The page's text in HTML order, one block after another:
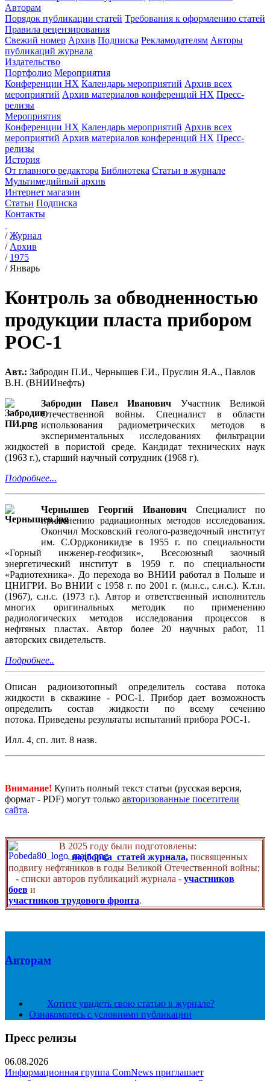
Авторам
Порядок публикации статей Требования к оформлению статей
Правила рецензирования
Свежий номер Архив Подписка Рекламодателям Авторы
публикаций журнала
Издательство
Портфолио Мероприятия
Конференции НХ Календарь мероприятий Архив всех
мероприятий Архив материалов конференций НХ Пресс-
релизы
Мероприятия
Конференции НХ Календарь мероприятий Архив всех
мероприятий Архив материалов конференций НХ Пресс-
релизы
История
От главного редактора Библиотека Статьи в журнале
Мультимедийный архив
Интернет магазин
Статьи Подписка
Контакты
/Журнал
/ Архив
/ 1975
/ Январь
Контроль за обводненностью
продукции пласта прибором
РОС-1
Авт.: Забродин П.И., Чернышев Г.И., Пруслин Я.А., Павлов
В.Н. (ВНИИнефть)
Забродин Павел Иванович Участник Великой
Отечественной войны. Специалист в области
использования радиометрических методов в
экспериментальных исследованиях фильтрации
жидкостей в пористой среде. Кандидат технических наук
(1963 г.), старший научный сотрудник (1968 г).
Подробнее...
Чернышев Георгий ИвановичСпециалист по
применению радиационных методов исследования.
Окончил Московский геолого-разведочный институт
им. С.Орджоникидзе в 1955 г. по специальности
«Горный инженер-геофизик», Всесоюзный заочный
энергетический институт в 1959 г. по специальности
«Радиотехника». До перехода во ВНИИ работал в Польше и
ЦНИГРИ. Во ВНИИ с 1958 г. по 2001 г. (м.н.с., с.н.с.). К.т.н.
(1967), с.н.с. (1973 г.). Автор и ответственный исполнитель
многих оригинальных методик по применению
радиологических методов исследования процессов в
нефтяных пластах. Автор более 20 научных работ, 11
авторских свидетельств.
Подробнее..
Описан радиоизотопный определитель состава потока
жидкости в скважине - РОС-1. Прибор дает возможность
определить состав жидкости по всему сечению
потока. Приведены результаты испытаний прибора РОС-1.
Илл. 4, сп. лит. 8 назв.
Внимание! Купить полный текст статьи (русская версия,
формат - PDF) могут только авторизованные посетители
сайта.
В 2025 году были подготовлены:
- подборка статей журнала, посвященных
подвигу нефтяников в годы Великой Отечественной войны;
- списки авторов публикаций журнала - участников
боев и
участников трудового фронта.
Авторам
Хотите увидеть свою статью в журнале?
Ознакомьтесь с условиями публикации
Пресс релизы
06.08.2026
Информационная группа ComNews приглашает